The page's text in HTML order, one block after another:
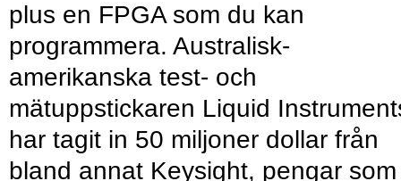
plus en FPGA som du kan
programmera. Australisk-
amerikanska test- och
mätuppstickaren Liquid
har tagit in 50 miljoner dollar från
bland annat Keysight, pengar som